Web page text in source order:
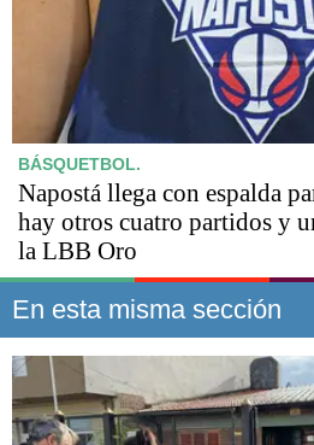
BÁSQUETBOL.
Napostá llega con espalda
hay otros cuatro partidos y
la LBB Oro
En esta misma sección